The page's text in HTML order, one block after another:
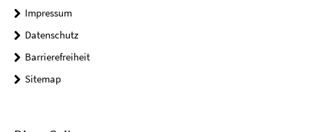
Impressum
Datenschutz
Barrierefreiheit
Sitemap